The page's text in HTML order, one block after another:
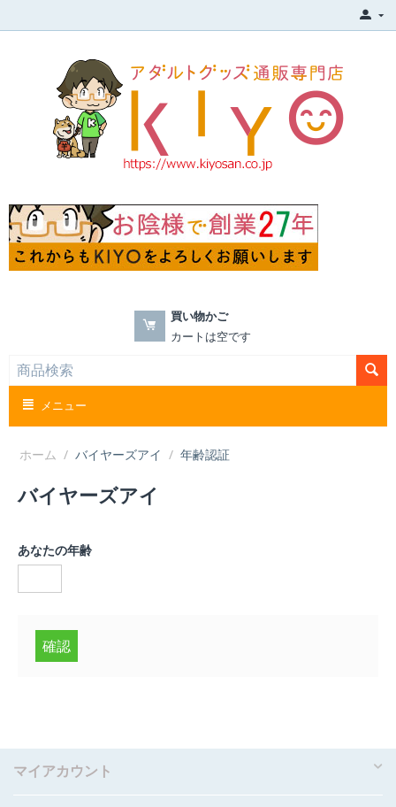
買い物かご
カートは空です
メニュー
ホーム / バイヤーズアイ / 年齢認証
バイヤーズアイ
あなたの年齢
確認
マイアカウント